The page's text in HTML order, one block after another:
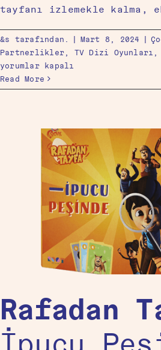
tayfanı izlemekle
&s tarafından. | Mart 8, 2024 |
Partnerlikler, TV Dizi Oyunları ,
yorumlar kapalı
Read More
Rafadan